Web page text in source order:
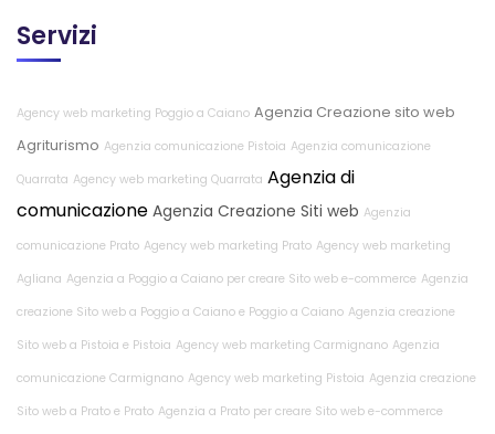
Servizi
Agency web marketing Poggio a Caiano Agenzia Creazione sito web
Agriturismo Agenzia comunicazione Pistoia Agenzia comunicazione
Quarrata Agency web marketing Quarrata Agenzia di
comunicazione Agenzia Creazione Siti web Agenzia
comunicazione Prato Agency web marketing Prato Agency web marketing
Agliana Agenzia a Poggio a Caiano per creare Sito web e-commerce Agenzia
creazione Sito web a Poggio a Caiano e Poggio a Caiano Agenzia creazione
Sito web a Pistoia e Pistoia Agency web marketing Carmignano Agenzia
comunicazione Carmignano Agency web marketing Pistoia Agenzia creazione
Sito web a Prato e Prato Agenzia a Prato per creare Sito web e-commerce